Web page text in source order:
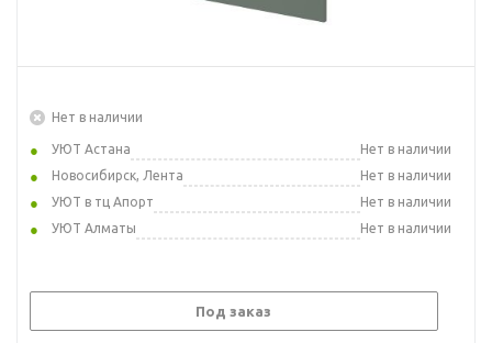
Нет в наличии
УЮТ Астана
Нет в наличии
Новосибирск, Лента
Нет в наличии
УЮТ в тц Апорт
Нет в наличии
УЮТ Алматы
Нет в наличии
Под заказ